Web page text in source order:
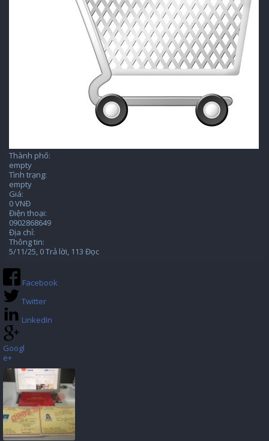
Thành phố:
empty
Tình trạng:
empty
Giá:
0 VNĐ
Điện thoại:
0902868649
Địa chỉ:
Thông tin:
5/11/25, 0 Trả lời, 113 Đọc
Facebook
Twitter
LinkedIn
Googl
e+